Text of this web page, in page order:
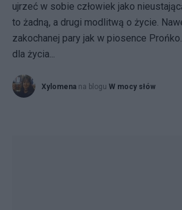
ujrzeć w sobie człowiek jako
to żadną, a drugi modlitwą o życie.
zakochanej pary jak w piosence
dla życia...
Xylomena na blogu W mocy słów